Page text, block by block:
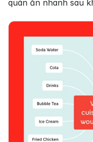
quán ăn nhanh sau